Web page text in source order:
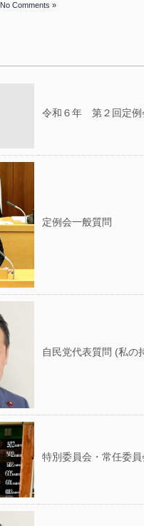
No Comments »
令和６年 第２回定例
定例会一般質問
自民党代表質問 (私の
特別委員会・常任委員